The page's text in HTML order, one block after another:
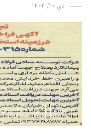
دی 30, 1404
اخبار مزایده